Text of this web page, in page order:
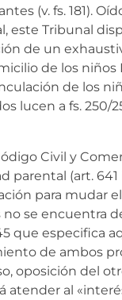
(v. fs. 181).
este Tribunal
de un
de los niños
de los
lucen a fs. 250/
Civil y
parental (art. 641
para mudar
se encuentra
que especifica
de ambos
oposición del
atender al